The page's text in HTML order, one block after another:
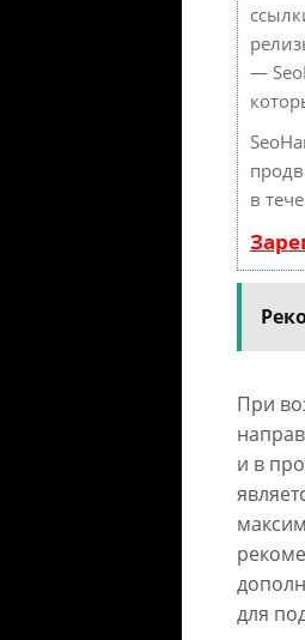
—
в
При
и в
для